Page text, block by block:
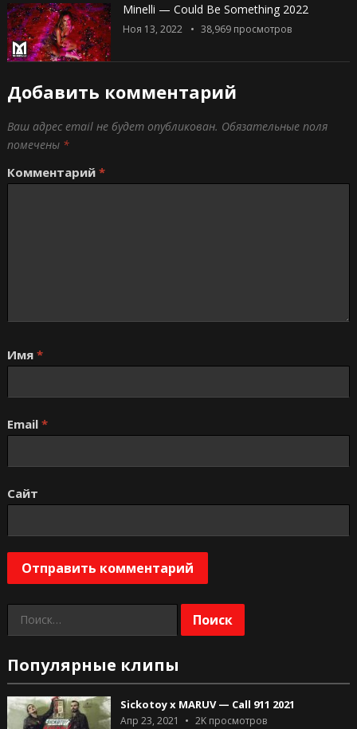
Minelli — Could Be Something 2022
Ноя 13, 2022 38,969просмотров
Добавить комментарий
Ваш адрес email не будет опубликован. Обязательные поля
помечены *
Комментарий *
Имя *
Email *
Сайт
Найти:
Популярные клипы
Sickotoy x MARUV — Call 911 2021
Апр 23, 2021 2Kпросмотров